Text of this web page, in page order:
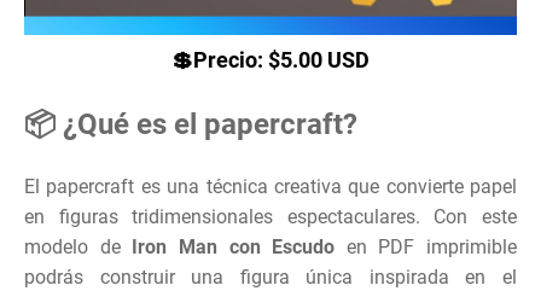
💲Precio: $5.00 USD
📦 ¿Qué es el papercraft?
El papercraft es una técnica creativa que convierte papel
en figuras tridimensionales espectaculares. Con este
modelo de Iron Man con Escudo en PDF imprimible
podrás construir una figura única inspirada en el